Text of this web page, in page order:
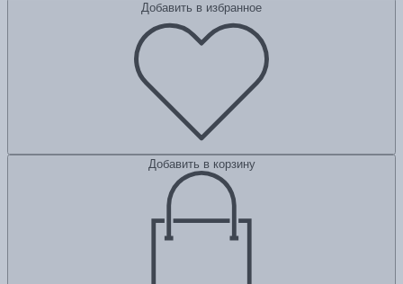
Добавить в избранное
Добавить в корзину